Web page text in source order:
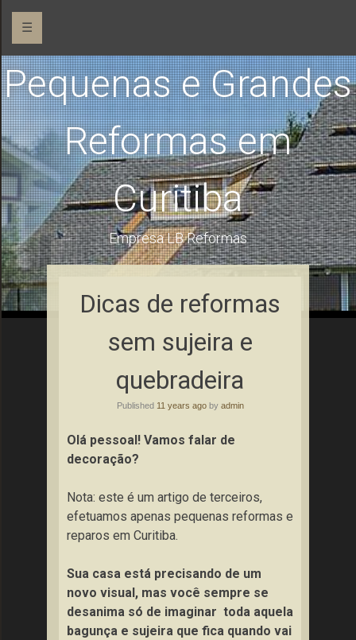
☰
Pequenas e Grandes
Reformas em
Curitiba
Empresa LB Reformas
Dicas de reformas
sem sujeira e
quebradeira
Published 11 years agoby admin
Olá pessoal! Vamos falar de
decoração?
Nota: este é um artigo de terceiros,
efetuamos apenas pequenas reformas e
reparos em Curitiba.
Sua casa está precisando de um
novo visual, mas você sempre se
desanima só de imaginar toda aquela
bagunça e sujeira que fica quando vai